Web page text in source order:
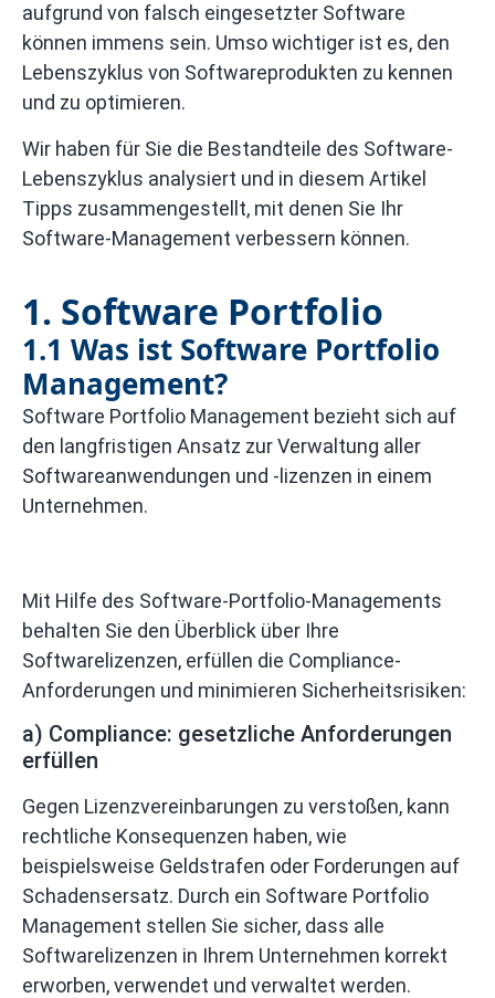
aufgrund von falsch eingesetzter Software
können immens sein. Umso wichtiger ist es, den
Lebenszyklus von Softwareprodukten zu kennen
und zu optimieren.
Wir haben für Sie die Bestandteile des Software-
Lebenszyklus analysiert und in diesem Artikel
Tipps zusammengestellt, mit denen Sie Ihr
Software-Management verbessern können.
1. Software Portfolio
1.1 Was ist Software Portfolio
Management?
Software Portfolio Management bezieht sich auf
den langfristigen Ansatz zur Verwaltung aller
Softwareanwendungen und -lizenzen in einem
Unternehmen.
Mit Hilfe des Software-Portfolio-Managements
behalten Sie den Überblick über Ihre
Softwarelizenzen, erfüllen die Compliance-
Anforderungen und minimieren Sicherheitsrisiken:
a) Compliance: gesetzliche Anforderungen
erfüllen
Gegen Lizenzvereinbarungen zu verstoßen, kann
rechtliche Konsequenzen haben, wie
beispielsweise Geldstrafen oder Forderungen auf
Schadensersatz. Durch ein Software Portfolio
Management stellen Sie sicher, dass alle
Softwarelizenzen in Ihrem Unternehmen korrekt
erworben, verwendet und verwaltet werden.